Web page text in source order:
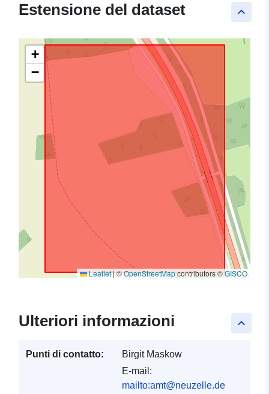
keyboard_arrow_up
Estensione del dataset
+
−
Leaflet|©OpenStreetMapcontributors ©GISCO
keyboard_arrow_up
Ulteriori informazioni
Punti di contatto:
Birgit Maskow
E-mail:
mailto:amt@neuzelle.de